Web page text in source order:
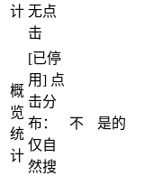
计 无点
击
概
览
统
计
[已停
用] 点
击分
布：
仅自
然搜
不 是的